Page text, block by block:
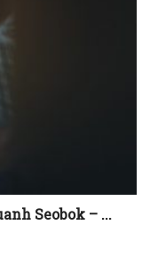
Seobok – ...